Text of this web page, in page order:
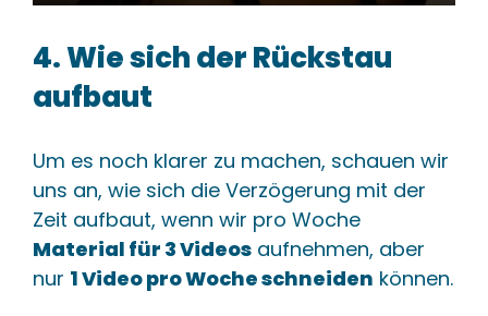
4. Wie sich der Rückstau
aufbaut
Um es noch klarer zu machen, schauen wir
uns an, wie sich die Verzögerung mit der
Zeit aufbaut, wenn wir pro Woche
Material für 3 Videos aufnehmen, aber
nur 1 Video pro Woche schneiden können.